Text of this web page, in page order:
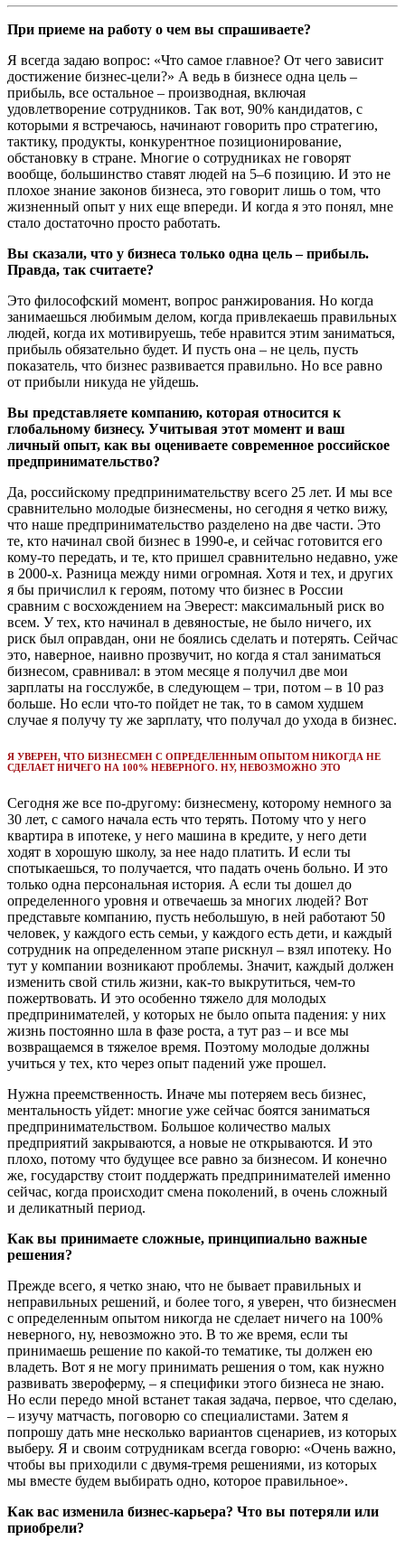
При приеме на работу о чем вы спрашиваете?
Я всегда задаю вопрос: «Что самое главное? От чего зависит
достижение бизнес-цели?» А ведь в бизнесе одна цель –
прибыль, все остальное – производная, включая
удовлетворение сотрудников. Так вот, 90% кандидатов, с
которыми я встречаюсь, начинают говорить про стратегию,
тактику, продукты, конкурентное позиционирование,
обстановку в стране. Многие о сотрудниках не говорят
вообще, большинство ставят людей на 5–6 позицию. И это не
плохое знание законов бизнеса, это говорит лишь о том, что
жизненный опыт у них еще впереди. И когда я это понял, мне
стало достаточно просто работать.
Вы сказали, что у бизнеса только одна цель – прибыль.
Правда, так считаете?
Это философский момент, вопрос ранжирования. Но когда
занимаешься любимым делом, когда привлекаешь правильных
людей, когда их мотивируешь, тебе нравится этим заниматься,
прибыль обязательно будет. И пусть она – не цель, пусть
показатель, что бизнес развивается правильно. Но все равно
от прибыли никуда не уйдешь.
Вы представляете компанию, которая относится к
глобальному бизнесу. Учитывая этот момент и ваш
личный опыт, как вы оцениваете современное российское
предпринимательство?
Да, российскому предпринимательству всего 25 лет. И мы все
сравнительно молодые бизнесмены, но сегодня я четко вижу,
что наше предпринимательство разделено на две части. Это
те, кто начинал свой бизнес в 1990-е, и сейчас готовится его
кому-то передать, и те, кто пришел сравнительно недавно, уже
в 2000-х. Разница между ними огромная. Хотя и тех, и других
я бы причислил к героям, потому что бизнес в России
сравним с восхождением на Эверест: максимальный риск во
всем. У тех, кто начинал в девяностые, не было ничего, их
риск был оправдан, они не боялись сделать и потерять. Сейчас
это, наверное, наивно прозвучит, но когда я стал заниматься
бизнесом, сравнивал: в этом месяце я получил две мои
зарплаты на госслужбе, в следующем – три, потом – в 10 раз
больше. Но если что-то пойдет не так, то в самом худшем
случае я получу ту же зарплату, что получал до ухода в бизнес.
Я УВЕРЕН, ЧТО БИЗНЕСМЕН С ОПРЕДЕЛЕННЫМ ОПЫТОМ НИКОГДА НЕ
СДЕЛАЕТ НИЧЕГО НА 100% НЕВЕРНОГО. НУ, НЕВОЗМОЖНО ЭТО
Сегодня же все по-другому: бизнесмену, которому немного за
30 лет, с самого начала есть что терять. Потому что у него
квартира в ипотеке, у него машина в кредите, у него дети
ходят в хорошую школу, за нее надо платить. И если ты
спотыкаешься, то получается, что падать очень больно. И это
только одна персональная история. А если ты дошел до
определенного уровня и отвечаешь за многих людей? Вот
представьте компанию, пусть небольшую, в ней работают 50
человек, у каждого есть семьи, у каждого есть дети, и каждый
сотрудник на определенном этапе рискнул – взял ипотеку. Но
тут у компании возникают проблемы. Значит, каждый должен
изменить свой стиль жизни, как-то выкрутиться, чем-то
пожертвовать. И это особенно тяжело для молодых
предпринимателей, у которых не было опыта падения: у них
жизнь постоянно шла в фазе роста, а тут раз – и все мы
возвращаемся в тяжелое время. Поэтому молодые должны
учиться у тех, кто через опыт падений уже прошел.
Нужна преемственность. Иначе мы потеряем весь бизнес,
ментальность уйдет: многие уже сейчас боятся заниматься
предпринимательством. Большое количество малых
предприятий закрываются, а новые не открываются. И это
плохо, потому что будущее все равно за бизнесом. И конечно
же, государству стоит поддержать предпринимателей именно
сейчас, когда происходит смена поколений, в очень сложный
и деликатный период.
Как вы принимаете сложные, принципиально важные
решения?
Прежде всего, я четко знаю, что не бывает правильных и
неправильных решений, и более того, я уверен, что бизнесмен
с определенным опытом никогда не сделает ничего на 100%
неверного, ну, невозможно это. В то же время, если ты
принимаешь решение по какой-то тематике, ты должен ею
владеть. Вот я не могу принимать решения о том, как нужно
развивать звероферму, – я специфики этого бизнеса не знаю.
Но если передо мной встанет такая задача, первое, что сделаю,
– изучу матчасть, поговорю со специалистами. Затем я
попрошу дать мне несколько вариантов сценариев, из которых
выберу. Я и своим сотрудникам всегда говорю: «Очень важно,
чтобы вы приходили с двумя-тремя решениями, из которых
мы вместе будем выбирать одно, которое правильное».
Как вас изменила бизнес-карьера? Что вы потеряли или
приобрели?